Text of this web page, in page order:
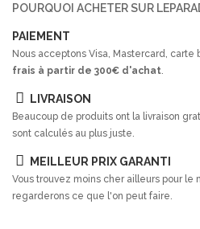
POURQUOI ACHETER SUR
PAIEMENT
Nous acceptons Visa, Mastercard,
frais à partir de 300€ d'achat.
LIVRAISON
Beaucoup de produits ont la livraison
sont calculés au plus juste.
MEILLEUR PRIX GARANTI
Vous trouvez moins cher ailleurs pour le
regarderons ce que l'on peut faire.